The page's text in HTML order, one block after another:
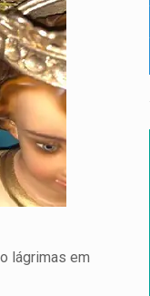
lágrimas em